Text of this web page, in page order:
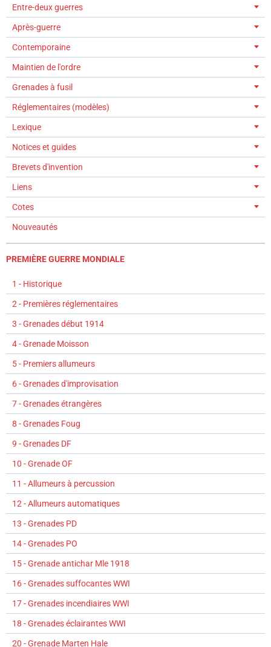
Entre-deux guerres
Après-guerre
Contemporaine
Maintien de l'ordre
Grenades à fusil
Réglementaires (modèles)
Lexique
Notices et guides
Brevets d'invention
Liens
Cotes
Nouveautés
PREMIÈRE GUERRE MONDIALE
1 - Historique
2 - Premières réglementaires
3 - Grenades début 1914
4 - Grenade Moisson
5 - Premiers allumeurs
6 - Grenades d'improvisation
7 - Grenades étrangères
8 - Grenades Foug
9 - Grenades DF
10 - Grenade OF
11 - Allumeurs à percussion
12 - Allumeurs automatiques
13 - Grenades PD
14 - Grenades PO
15 - Grenade antichar Mle 1918
16 - Grenades suffocantes WWI
17 - Grenades incendiaires WWI
18 - Grenades éclairantes WWI
20 - Grenade Marten Hale